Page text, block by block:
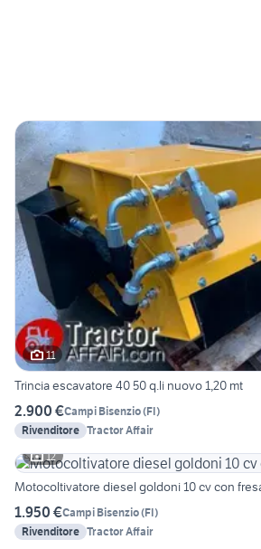
11
Trincia escavatore 40 50 q.li nuovo 1,20 mt
2.900 €Campi Bisenzio(FI)
Rivenditore Tractor Affair
12
Motocoltivatore diesel goldoni 10 cv con
1.950 €Campi Bisenzio(FI)
Rivenditore Tractor Affair